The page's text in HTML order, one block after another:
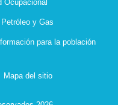
Ocupacional
y Gas
para la población
Mapa del sitio